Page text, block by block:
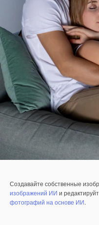
Создавайте собственные
изображений ИИ и
фотографий на основе ИИ.